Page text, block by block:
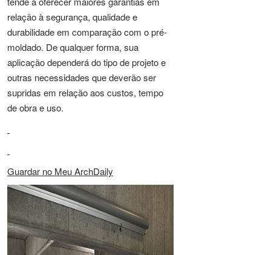
relação à segurança, qualidade e
durabilidade em comparação com o pré-
moldado. De qualquer forma, sua
aplicação dependerá do tipo de projeto e
outras necessidades que deverão ser
supridas em relação aos custos, tempo
de obra e uso.
Guardar no Meu ArchDaily